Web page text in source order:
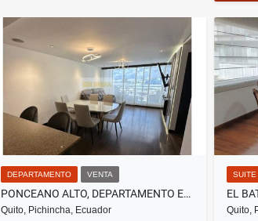
DEPARTAMENTO VENTA
PONCEANO ALTO, DEPARTAMENTO EN VENTA, 110M2
Quito, Pichincha, Ecuador
SUITE
Quito,